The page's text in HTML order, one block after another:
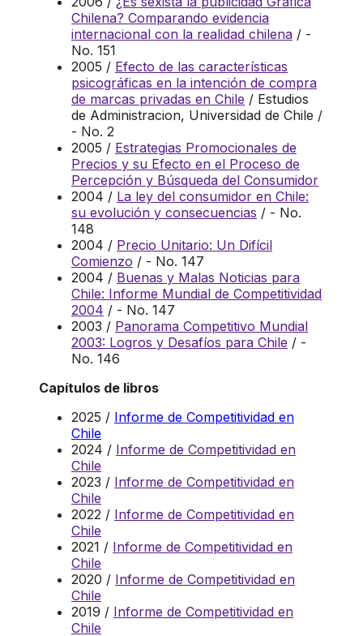
Chilena? Comparando evidencia
internacional con la realidad chilena / -
No. 151
2005 / Efecto de las características
psicográficas en la intención de compra
de marcas privadas en Chile / Estudios
de Administracion, Universidad de Chile /
- No. 2
2005 / Estrategias Promocionales de
Precios y su Efecto en el Proceso de
Percepción y Búsqueda del Consumidor
2004 / La ley del consumidor en Chile:
su evolución y consecuencias / - No.
148
2004 / Precio Unitario: Un Difícil
Comienzo / - No. 147
2004 / Buenas y Malas Noticias para
Chile: Informe Mundial de Competitividad
2004 / - No. 147
2003 / Panorama Competitivo Mundial
2003: Logros y Desafíos para Chile / -
No. 146
Capítulos de libros
2025 / Informe de Competitividad en
Chile
2024 / Informe de Competitividad en
Chile
2023 / Informe de Competitividad en
Chile
2022 / Informe de Competitividad en
Chile
2021 / Informe de Competitividad en
Chile
2020 / Informe de Competitividad en
Chile
2019 / Informe de Competitividad en
Chile